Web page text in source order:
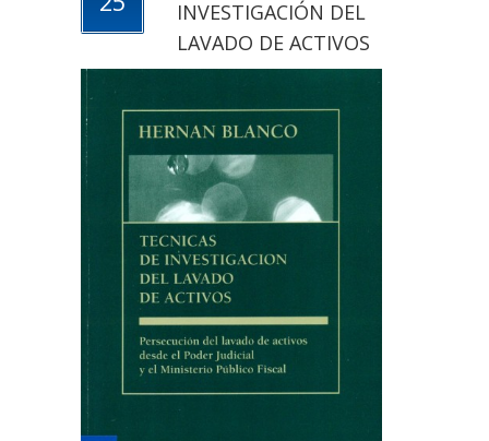
INVESTIGACIÓN DEL
LAVADO DE ACTIVOS